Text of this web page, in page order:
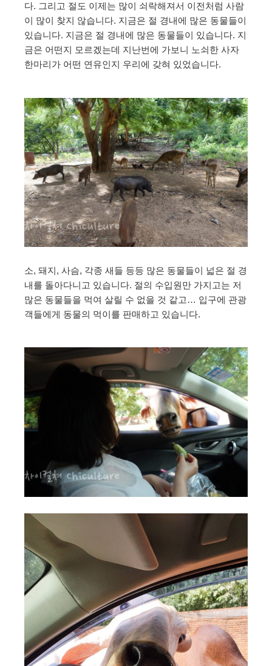
다. 그리고 절도 이제는 많이 쇠락해져서 이전처럼 사람
이 많이 찾지 않습니다. 지금은 절 경내에 많은 동물들이
있습니다. 지금은 절 경내에 많은 동물들이 있습니다. 지
금은 어떤지 모르겠는데 지난번에 가보니 노쇠한 사자
한마리가 어떤 연유인지 우리에 갖혀 있었습니다.
소, 돼지, 사슴, 각종 새들 등등 많은 동물들이 넓은 절 경
내를 돌아다니고 있습니다. 절의 수입원만 가지고는 저
많은 동물들을 먹여 살릴 수 없을 것 같고… 입구에 관광
객들에게 동물의 먹이를 판매하고 있습니다.